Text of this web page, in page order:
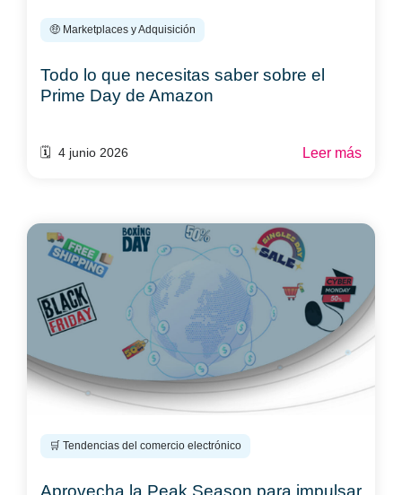
🤑 Marketplaces y Adquisición
Todo lo que necesitas saber sobre el
Prime Day de Amazon
🗓️ 4 junio 2026 Leer más
🛒 Tendencias del comercio electrónico
Aprovecha la Peak Season para impulsar